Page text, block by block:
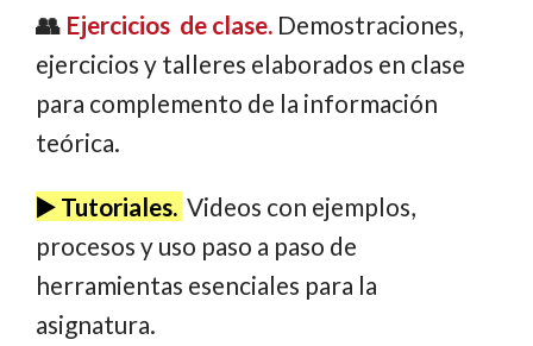
👥 Ejercicios de clase. Demostraciones,
ejercicios y talleres elaborados en clase
para complemento de la información
teórica.
▶️ Tutoriales. Videos con ejemplos,
procesos y uso paso a paso de
herramientas esenciales para la
asignatura.